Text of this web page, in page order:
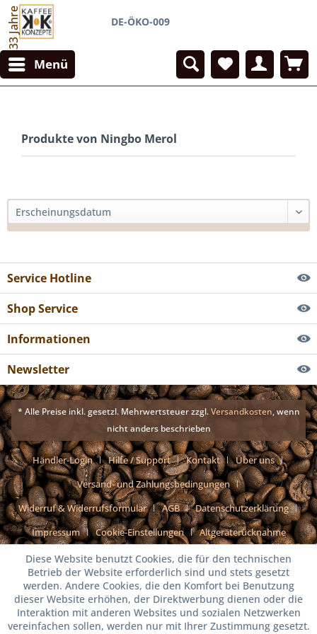
33 Jahre DE-ÖKO-009
Menü
Produkte von Ningbo Merol
Service Hotline
Shop Service
Informationen
Newsletter
* Alle Preise inkl. gesetzl. Mehrwertsteuer zzgl.Versandkosten, wenn
nicht anders beschrieben
Händler-Login Hilfe / Support Kontakt
Über uns
Versand- und Zahlungsbedingungen
Widerruf & Widerrufsformular
AGB
Datenschutzerklärung
Impressum
Cookie-Einstellungen Altgeräterücknahme
Diese Website benutzt Cookies, die für den technischen
Betrieb der Website erforderlich sind und stets gesetzt
werden. Andere Cookies, die den Komfort bei Benutzung
dieser Website erhöhen, der Direktwerbung dienen oder die
Interaktion mit anderen Websites und sozialen Netzwerken
vereinfachen sollen, werden nur mit Ihrer Zustimmung gesetzt.